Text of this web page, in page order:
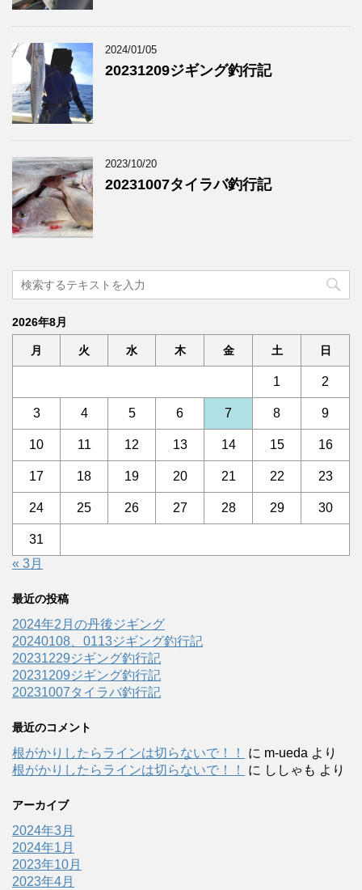
2024/01/05
20231209ジギング釣行記
2023/10/20
20231007タイラバ釣行記
2026年8月
月 火 水 木 金 土 日
1 2
3 4 5 6 7 8 9
10 11 12 13 14 15 16
17 18 19 20 21 22 23
24 25 26 27 28 29 30
31
« 3月
最近の投稿
2024年2月の丹後ジギング
20240108、0113ジギング釣行記
20231229ジギング釣行記
20231209ジギング釣行記
20231007タイラバ釣行記
最近のコメント
根がかりしたらラインは切らないで！！ に m-ueda より
根がかりしたらラインは切らないで！！
に ししゃも より
アーカイブ
2024年3月
2024年1月
2023年10月
2023年4月